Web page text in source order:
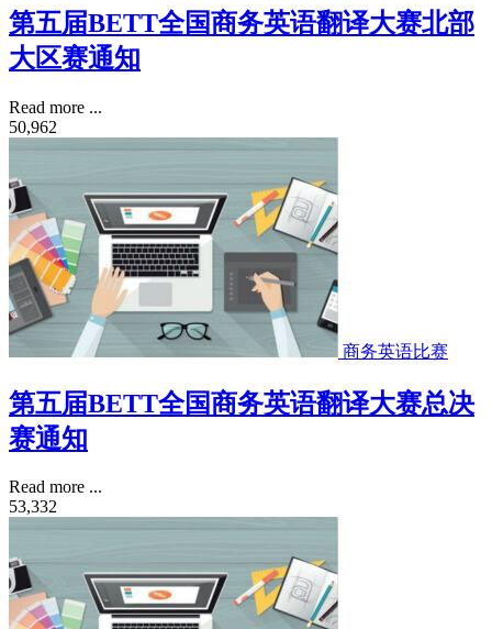
第五届BETT全国商务英语翻译大赛北部
大区赛通知
Read more ...
50,962
商务英语比赛
第五届BETT全国商务英语翻译大赛总决
赛通知
Read more ...
53,332